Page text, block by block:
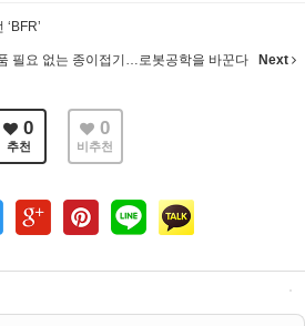
필요 없는 종이접기…로봇공학을 바꾼다 Next
0
추천
0
비추천